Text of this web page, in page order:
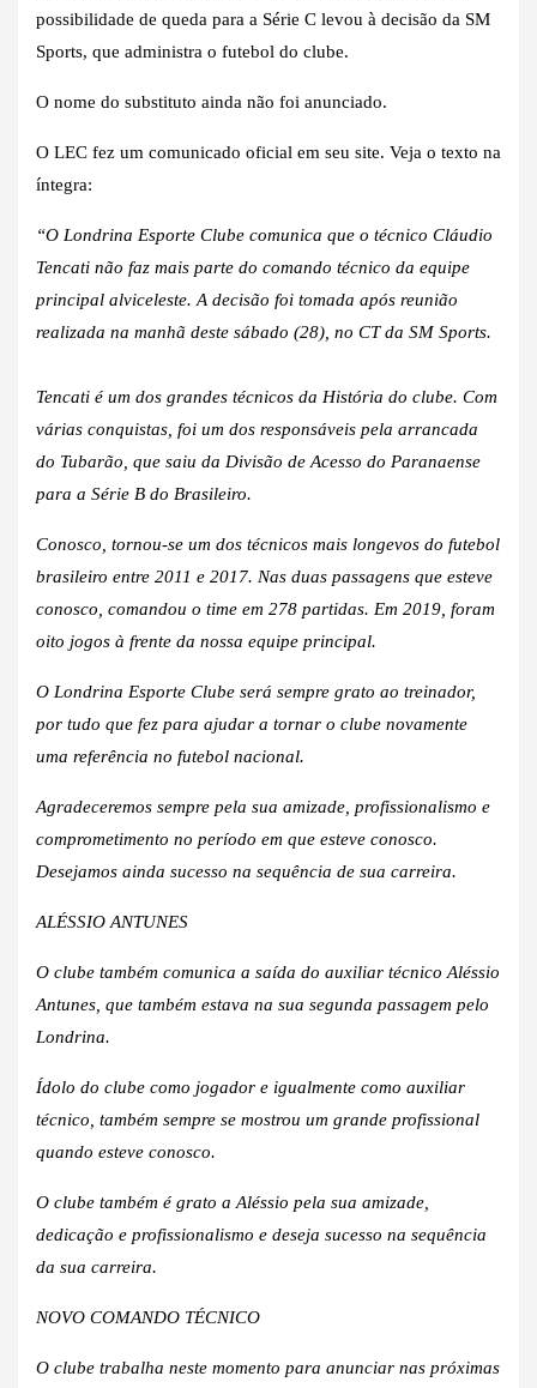
possibilidade de queda para a Série C levou à decisão da SM
Sports, que administra o futebol do clube.
O nome do substituto ainda não foi anunciado.
O LEC fez um comunicado oficial em seu site. Veja o texto na
íntegra:
“O Londrina Esporte Clube comunica que o técnico Cláudio
Tencati não faz mais parte do comando técnico da equipe
principal alviceleste. A decisão foi tomada após reunião
realizada na manhã deste sábado (28), no CT da SM Sports.
Tencati é um dos grandes técnicos da História do clube. Com
várias conquistas, foi um dos responsáveis pela arrancada
do Tubarão, que saiu da Divisão de Acesso do Paranaense
para a Série B do Brasileiro.
Conosco, tornou-se um dos técnicos mais longevos do futebol
brasileiro entre 2011 e 2017. Nas duas passagens que esteve
conosco, comandou o time em 278 partidas. Em 2019, foram
oito jogos à frente da nossa equipe principal.
O Londrina Esporte Clube será sempre grato ao treinador,
por tudo que fez para ajudar a tornar o clube novamente
uma referência no futebol nacional.
Agradeceremos sempre pela sua amizade, profissionalismo e
comprometimento no período em que esteve conosco.
Desejamos ainda sucesso na sequência de sua carreira.
ALÉSSIO ANTUNES
O clube também comunica a saída do auxiliar técnico Aléssio
Antunes, que também estava na sua segunda passagem pelo
Londrina.
Ídolo do clube como jogador e igualmente como auxiliar
técnico, também sempre se mostrou um grande profissional
quando esteve conosco.
O clube também é grato a Aléssio pela sua amizade,
dedicação e profissionalismo e deseja sucesso na sequência
da sua carreira.
NOVO COMANDO TÉCNICO
O clube trabalha neste momento para anunciar nas próximas